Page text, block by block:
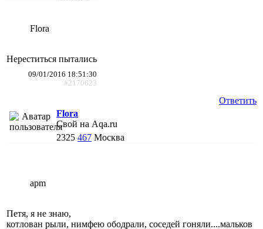
Flora
Нереститься пытались
09/01/2016 18:51:30
#2170623
Ответить
Flora
Свой на Aqa.ru
2325 467 Москва
apm
Петя, я не знаю,
котлован рыли, нимфею ободрали, соседей гоняли....мальков